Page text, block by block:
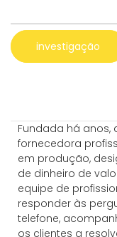
investigação
Fundada há anos,
fornecedora
em produção,
de dinheiro de
equipe de
responder às
telefone,
os clientes a